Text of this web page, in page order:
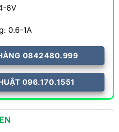
6V
0.6-1A
0842480.999
096.170.1551